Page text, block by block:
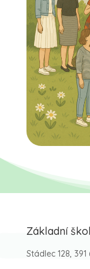
Základní
Stádlec 128, 391